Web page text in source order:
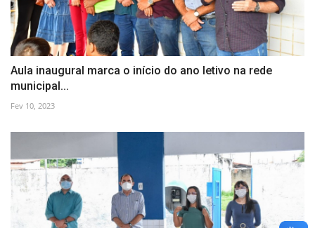
Aula inaugural marca o início do ano letivo na rede
municipal...
Fev 10, 2023